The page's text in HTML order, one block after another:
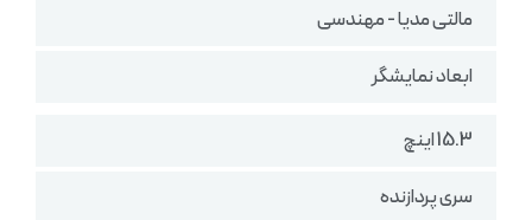
مالتی مدیا - مهندسی
ابعاد نمایشگر
15.3 اینچ
سری پردازنده